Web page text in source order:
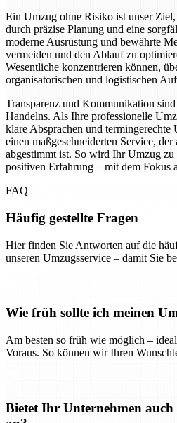
Ein Umzug ohne Risiko ist unser
durch präzise Planung und eine
moderne Ausrüstung und bewährte
vermeiden und den Ablauf zu
Wesentliche konzentrieren können,
organisatorischen und logistischen
Transparenz und Kommunikation
Handelns. Als Ihre professionelle
klare Absprachen und termingerechte
einen maßgeschneiderten Service,
abgestimmt ist. So wird Ihr Umzug zu
positiven Erfahrung – mit dem Fokus
FAQ
Häufig gestellte Fragen
Hier finden Sie Antworten auf die
unseren Umzugsservice – damit Sie
Wie früh sollte ich meinen
Am besten so früh wie möglich –
Voraus. So können wir Ihren
Bietet Ihr Unternehmen